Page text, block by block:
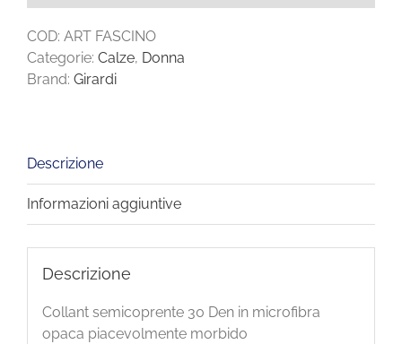
COD: ART FASCINO
Categorie: Calze, Donna
Brand: Girardi
Descrizione
Informazioni aggiuntive
Descrizione
Collant semicoprente 30 Den in microfibra
opaca piacevolmente morbido